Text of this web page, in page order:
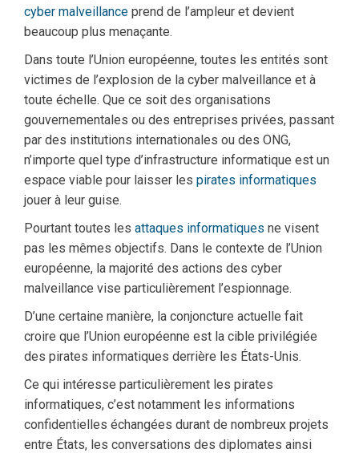
cyber malveillance prend de l’ampleur et devient
beaucoup plus menaçante.
Dans toute l’Union européenne, toutes les entités sont
victimes de l’explosion de la cyber malveillance et à
toute échelle. Que ce soit des organisations
gouvernementales ou des entreprises privées, passant
par des institutions internationales ou des ONG,
n’importe quel type d’infrastructure informatique est un
espace viable pour laisser les pirates informatiques
jouer à leur guise.
Pourtant toutes les attaques informatiques ne visent
pas les mêmes objectifs. Dans le contexte de l’Union
européenne, la majorité des actions des cyber
malveillance vise particulièrement l’espionnage.
D’une certaine manière, la conjoncture actuelle fait
croire que l’Union européenne est la cible privilégiée
des pirates informatiques derrière les États-Unis.
Ce qui intéresse particulièrement les pirates
informatiques, c’est notamment les informations
confidentielles échangées durant de nombreux projets
entre États, les conversations des diplomates ainsi